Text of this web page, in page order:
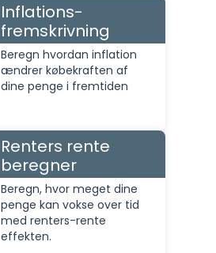
Inflations-
fremskrivning
Beregn hvordan inflation
ændrer købekraften af
dine penge i fremtiden
Renters rente
beregner
Beregn, hvor meget dine
penge kan vokse over tid
med renters-rente
effekten.